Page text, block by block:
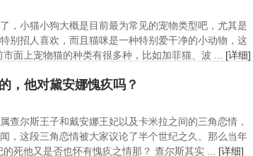
，小猫小狗大概是目前最为常见的宠物类型吧，尤其是
别招人喜欢，而且猫咪是一种特别爱干净的小动物，这
面上宠物猫的种类有很多种，比如加菲猫、波 ... [详细]
，他对黛安娜愧疚吗？
查尔斯王子和戴安娜王妃以及卡米拉之间的三角恋情，
，这段三角恋情被大家议论了半个世纪之久。那么当年
死他又是否也怀有愧疚之情那？ 查尔斯其实 ... [详细]